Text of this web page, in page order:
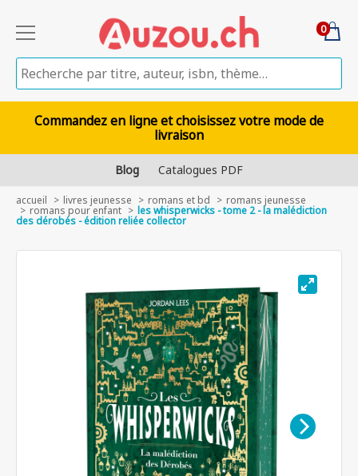
0
Commandez en ligne et choisissez votre mode de
livraison
Blog Catalogues PDF
accueil livres jeunesse romans et bd romans jeunesse
romans pour enfant les whisperwicks - tome 2 - la malédiction
des dérobés - édition reliée collector